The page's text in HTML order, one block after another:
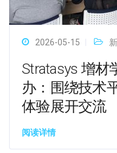
2026-05-15
Stratasys 增材
办：围绕技术
体验展开交流
阅读详情